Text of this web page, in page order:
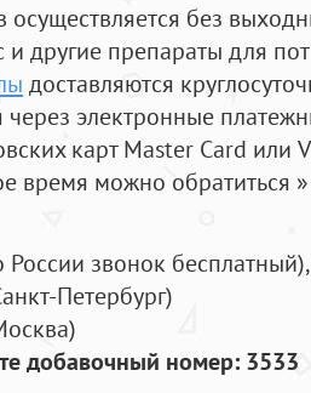
осуществляется без
и другие препараты для
доставляются
электронные
карт Master Card или
время можно обратиться
России звонок бесплатный),
Петербург)
добавочный номер: 3533